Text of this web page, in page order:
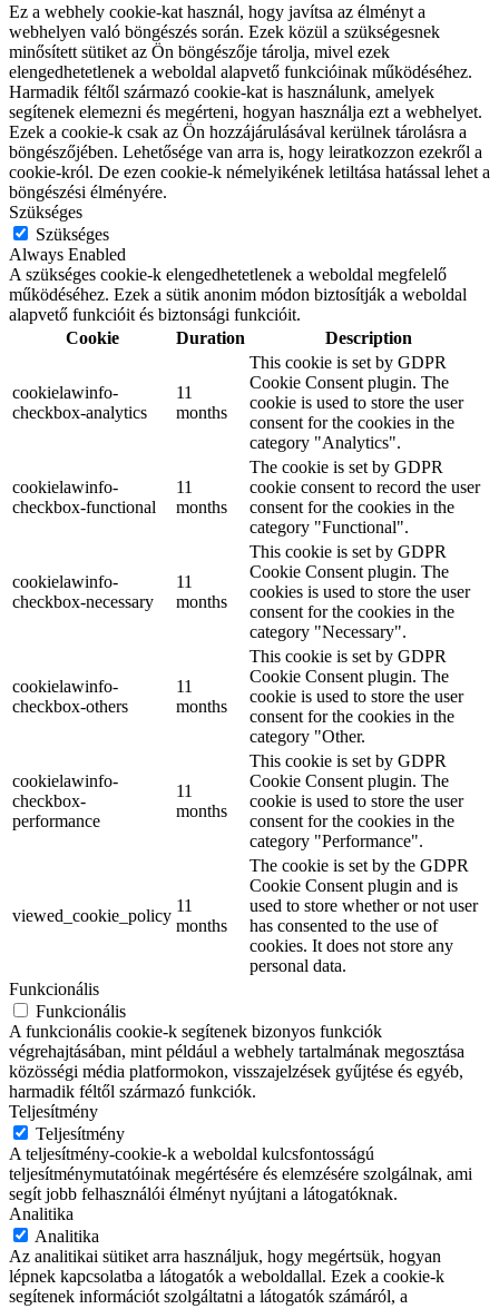
Ez a webhely cookie-kat használ, hogy javítsa az élményt a
webhelyen való böngészés során. Ezek közül a szükségesnek
minősített sütiket az Ön böngészője tárolja, mivel ezek
elengedhetetlenek a weboldal alapvető funkcióinak működéséhez.
Harmadik féltől származó cookie-kat is használunk, amelyek
segítenek elemezni és megérteni, hogyan használja ezt a webhelyet.
Ezek a cookie-k csak az Ön hozzájárulásával kerülnek tárolásra a
böngészőjében. Lehetősége van arra is, hogy leiratkozzon ezekről a
cookie-król. De ezen cookie-k némelyikének letiltása hatással lehet a
böngészési élményére.
Szükséges
Szükséges
Always Enabled
A szükséges cookie-k elengedhetetlenek a weboldal megfelelő
működéséhez. Ezek a sütik anonim módon biztosítják a weboldal
alapvető funkcióit és biztonsági funkcióit.
Cookie
Duration Description
cookielawinfo-
checkbox-analytics
11
months
This cookie is set by GDPR
Cookie Consent plugin. The
cookie is used to store the user
consent for the cookies in the
category "Analytics".
cookielawinfo-
checkbox-functional
11
months
The cookie is set by GDPR
cookie consent to record the user
consent for the cookies in the
category "Functional".
cookielawinfo-
checkbox-necessary
11
months
This cookie is set by GDPR
Cookie Consent plugin. The
cookies is used to store the user
consent for the cookies in the
category "Necessary".
cookielawinfo-
checkbox-others
11
months
This cookie is set by GDPR
Cookie Consent plugin. The
cookie is used to store the user
consent for the cookies in the
category "Other.
cookielawinfo-
checkbox-
performance
11
months
This cookie is set by GDPR
Cookie Consent plugin. The
cookie is used to store the user
consent for the cookies in the
category "Performance".
viewed_cookie_policy
11
months
The cookie is set by the GDPR
Cookie Consent plugin and is
used to store whether or not user
has consented to the use of
cookies. It does not store any
personal data.
Funkcionális
Funkcionális
A funkcionális cookie-k segítenek bizonyos funkciók
végrehajtásában, mint például a webhely tartalmának megosztása
közösségi média platformokon, visszajelzések gyűjtése és egyéb,
harmadik féltől származó funkciók.
Teljesítmény
Teljesítmény
A teljesítmény-cookie-k a weboldal kulcsfontosságú
teljesítménymutatóinak megértésére és elemzésére szolgálnak, ami
segít jobb felhasználói élményt nyújtani a látogatóknak.
Analitika
Analitika
Az analitikai sütiket arra használjuk, hogy megértsük, hogyan
lépnek kapcsolatba a látogatók a weboldallal. Ezek a cookie-k
segítenek információt szolgáltatni a látogatók számáról, a